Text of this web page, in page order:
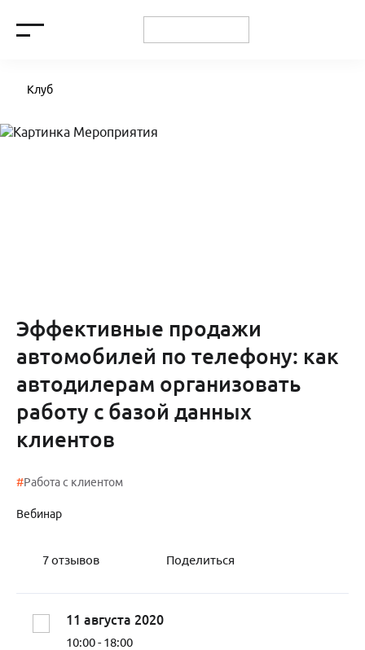
Клуб
Эффективные продажи
автомобилей по телефону: как
автодилерам организовать
работу с базой данных
клиентов
#Работа с клиентом
Вебинар
7отзывов Поделиться
11 августа 2020
10:00 - 18:00